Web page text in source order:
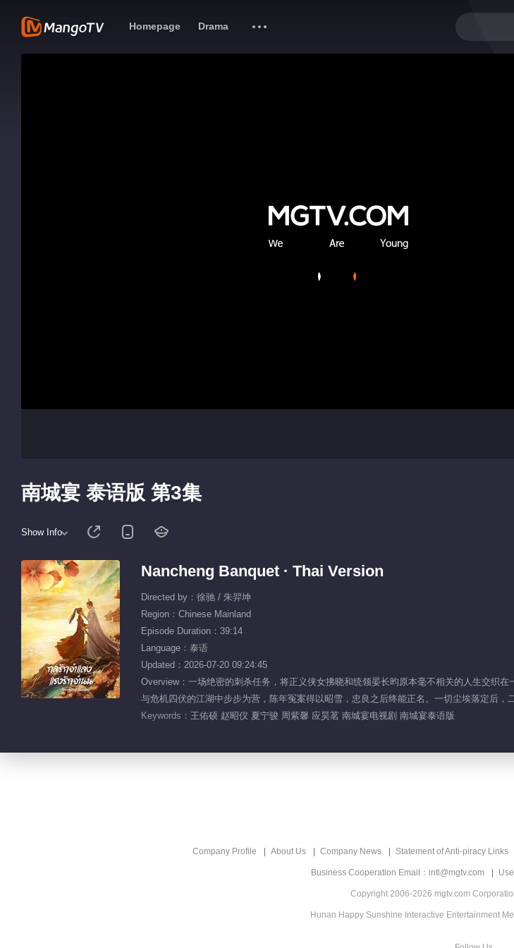
Homepage Drama
南城宴 泰语版 第3集
Show Info
Nancheng Banquet · Thai Version
Directed by：徐驰 / 朱羿坤
Region：Chinese Mainland
Episode Duration：39:14
Language：泰语
Updated：2026-07-20 09:24:45
Overview：一场绝密的刺杀任务，将正义侠女拂晓和统领晏长昀原本毫不相关的人生交织
与危机四伏的江湖中步步为营，陈年冤案得以昭雪，忠良之后终能正名。一切尘埃落定后，
Keywords： 王佑硕 赵昭仪 夏宁骏 周紫馨 应昊茗 南城宴电视剧 南城宴泰语版
Company Profile About Us Company News Statement of Anti-piracy Links
Business Cooperation Email：intl@mgtv.com
Copyright 2006-2026 mgtv.com
Hunan Happy Sunshine Interactive Entertainment